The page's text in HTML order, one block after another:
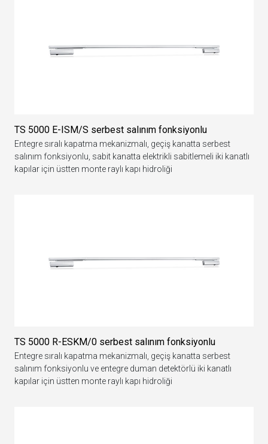
TS 5000 E-ISM/S serbest salınım fonksiyonlu
Entegre sıralı kapatma mekanizmalı, geçiş kanatta serbest
salınım fonksiyonlu, sabit kanatta elektrikli sabitlemeli iki kanatlı
kapılar için üstten monte raylı kapı hidroliği
TS 5000 R-ESKM/0 serbest salınım fonksiyonlu
Entegre sıralı kapatma mekanizmalı, geçiş kanatta serbest
salınım fonksiyonlu ve entegre duman detektörlü iki kanatlı
kapılar için üstten monte raylı kapı hidroliği